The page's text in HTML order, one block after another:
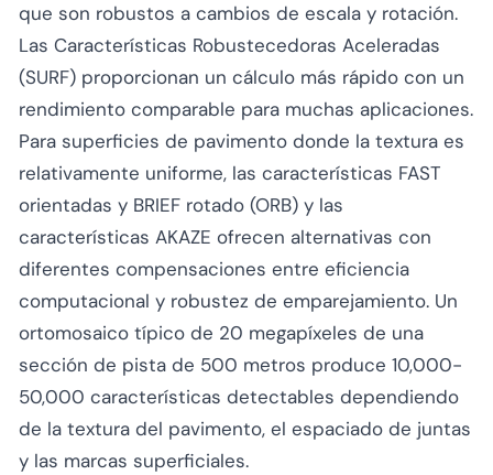
que son robustos a cambios de escala y rotación.
Las Características Robustecedoras Aceleradas
(SURF) proporcionan un cálculo más rápido con un
rendimiento comparable para muchas aplicaciones.
Para superficies de pavimento donde la textura es
relativamente uniforme, las características FAST
orientadas y BRIEF rotado (ORB) y las
características AKAZE ofrecen alternativas con
diferentes compensaciones entre eficiencia
computacional y robustez de emparejamiento. Un
ortomosaico típico de 20 megapíxeles de una
sección de pista de 500 metros produce 10,000-
50,000 características detectables dependiendo
de la textura del pavimento, el espaciado de juntas
y las marcas superficiales.